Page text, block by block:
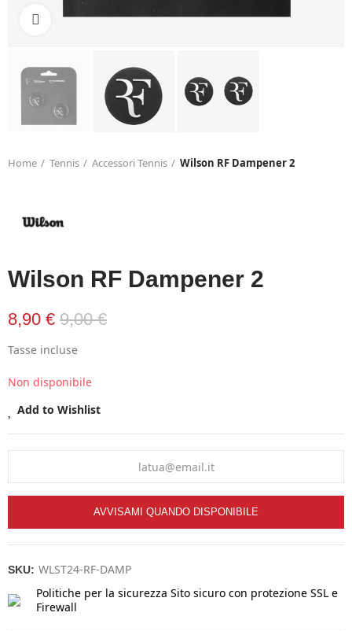
Click to enlarge
Home Tennis Accessori Tennis Wilson RF Dampener 2
Wilson RF Dampener 2
8,90 € 9,00 €
Tasse incluse
Non disponibile
Add to Wishlist
AVVISAMI QUANDO DISPONIBILE
SKU: WLST24-RF-DAMP
Politiche per la sicurezza Sito sicuro con protezione SSL e
Firewall